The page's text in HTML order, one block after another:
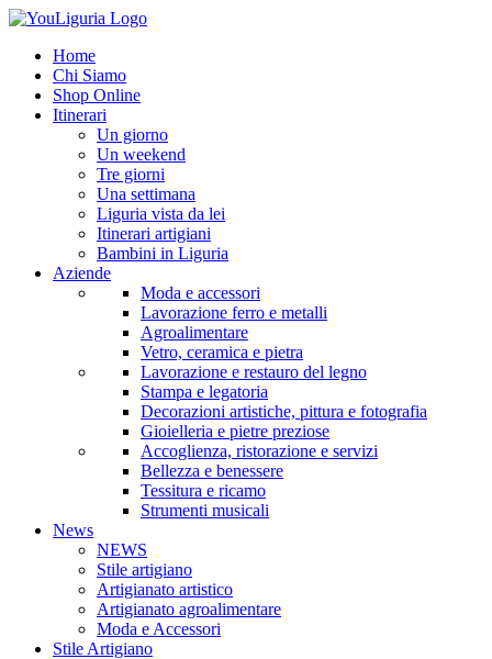
Home
Chi Siamo
Shop Online
Itinerari
Un giorno
Un weekend
Tre giorni
Una settimana
Liguria vista da lei
Itinerari artigiani
Bambini in Liguria
Aziende
Moda e accessori
Lavorazione ferro e metalli
Agroalimentare
Vetro, ceramica e pietra
Lavorazione e restauro del legno
Stampa e legatoria
Decorazioni artistiche, pittura e fotografia
Gioielleria e pietre preziose
Accoglienza, ristorazione e servizi
Bellezza e benessere
Tessitura e ricamo
Strumenti musicali
News
NEWS
Stile artigiano
Artigianato artistico
Artigianato agroalimentare
Moda e Accessori
Stile Artigiano